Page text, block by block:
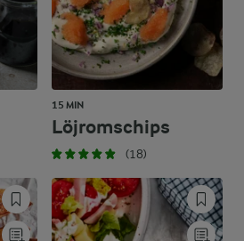
15 MIN
Löjromschips
(18)